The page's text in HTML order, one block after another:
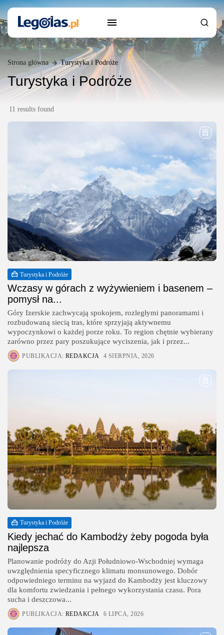
Strona główna Turystyka i Podróże
Turystyka i Podróże
11 results found
Turystyka i Podróże
Wczasy w górach z wyżywieniem i basenem –
pomysł na...
Góry Izerskie zachwycają spokojem, rozległymi panoramami i
rozbudowaną siecią tras, które sprzyjają aktywnemu
wypoczynkowi o każdej porze roku. To region chętnie wybierany
zarówno przez pary poszukujące wyciszenia, jak i przez...
PUBLIKACJA: REDAKCJA 4 SIERPNIA, 2026
Turystyka i Podróże
Kiedy jechać do Kambodży żeby pogoda była
najlepsza
Planowanie podróży do Azji Południowo-Wschodniej wymaga
uwzględnienia specyficznego klimatu monsunowego. Dobór
odpowiedniego terminu na wyjazd do Kambodży jest kluczowy
dla komfortu zwiedzania i pełnego wykorzystania czasu. Pora
sucha i deszczowa...
PUBLIKACJA: REDAKCJA 6 LIPCA, 2026